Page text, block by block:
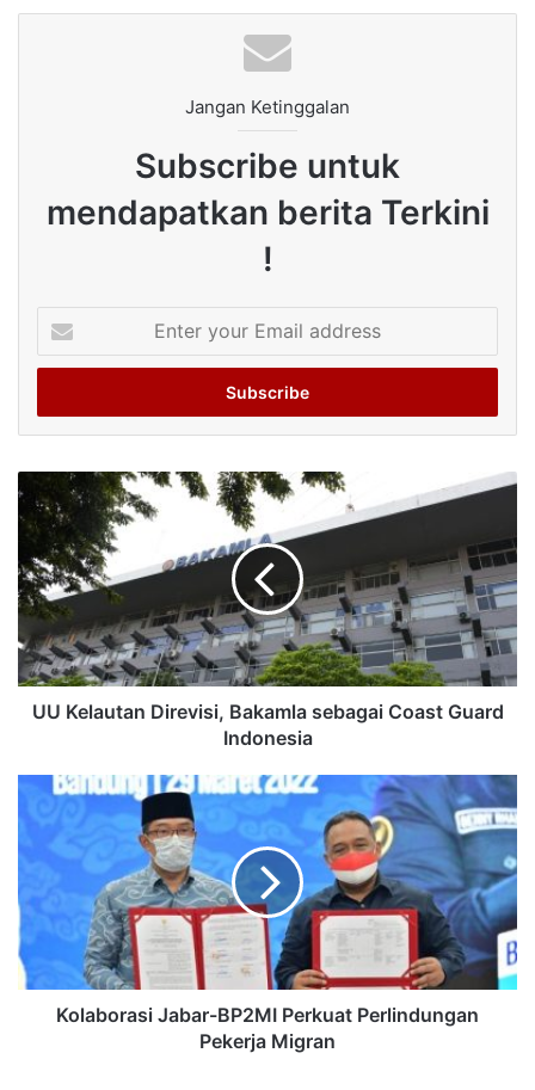
Jangan Ketinggalan
Subscribe untuk
mendapatkan berita Terkini
!
your
Email
UU Kelautan Direvisi, Bakamla sebagai Coast Guard
Indonesia
Kolaborasi Jabar-BP2MI Perkuat Perlindungan
Pekerja Migran